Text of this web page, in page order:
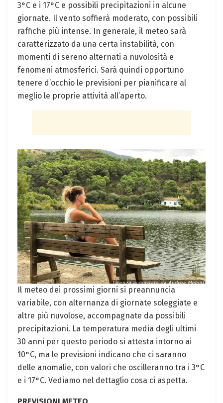
3°C e i 17°C e possibili precipitazioni in alcune
giornate. Il vento soffierà moderato, con possibili
raffiche più intense. In generale, il meteo sarà
caratterizzato da una certa instabilità, con
momenti di sereno alternati a nuvolosità e
fenomeni atmosferici. Sarà quindi opportuno
tenere d’occhio le previsioni per pianificare al
meglio le proprie attività all’aperto.
Il meteo dei prossimi giorni si preannuncia
variabile, con alternanza di giornate soleggiate e
altre più nuvolose, accompagnate da possibili
precipitazioni. La temperatura media degli ultimi
30 anni per questo periodo si attesta intorno ai
10°C, ma le previsioni indicano che ci saranno
delle anomalie, con valori che oscilleranno tra i 3°C
e i 17°C. Vediamo nel dettaglio cosa ci aspetta.